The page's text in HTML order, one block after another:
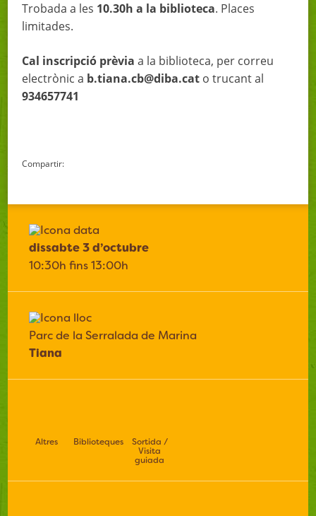
Trobada a les 10.30h a la biblioteca. Places
limitades.
Cal inscripció prèvia a la biblioteca, per correu
electrònic a b.tiana.cb@diba.cat o trucant al
934657741
Compartir:
dissabte 3 d’octubre
10:30h fins 13:00h
Parc de la Serralada de Marina
Tiana
Altres Biblioteques
Sortida /
Visita
guiada